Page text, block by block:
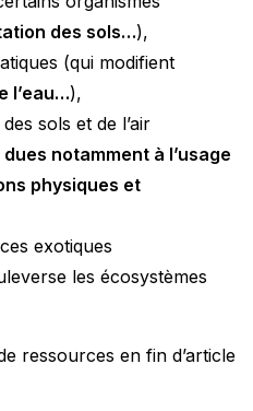
des sols…),
(qui modifient
l’eau…),
sols et de l’air
notamment à l’usage
physiques et
exotiques
les écosystèmes
ressources en fin d’article